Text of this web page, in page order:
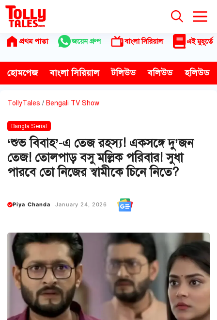
Skip
content
প্রথম পাতা জয়েন গ্রুপ বাংলা সিরিয়াল এই মুহূর্তে
হোমপেজ বাংলা সিরিয়াল টলিউড বলিউড হলিউড
TollyTales / Bengali TV Show
Bangla Serial
‘শুভ বিবাহ’-এ তেজ রহস্য! একসঙ্গে দু’জন
তেজ! তোলপাড় বসু মল্লিক পরিবার! সুধা
পারবে তো নিজের স্বামীকে চিনে নিতে?
Piya Chanda January 24, 2026